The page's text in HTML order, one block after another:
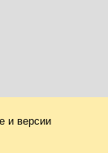
и версии